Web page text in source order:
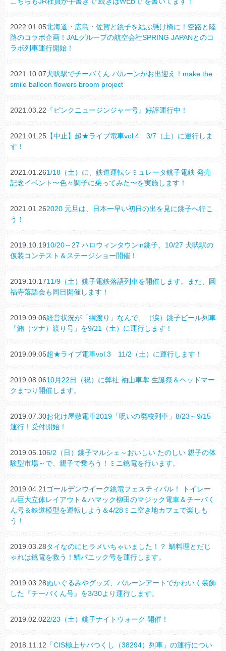
2022.01.05北海道・広島・佐賀と銚子を結ぶ懸け橋に！空路と陸
路のコラボ企画！JALグループの航空会社SPRING JAPANとのコ
ラボ列車運行開始！
2021.10.07犬吠駅でチーバくん バルーンがお出迎え！make the
smile balloon flowers broom project
2021.03.22 『ピンクニュージンジャー号』好評運行中！
2021.01.25 【中止】超★ライブ電車vol.4 3/7（土）に運行しま
す！
2021.01.261/18（土）に、鉄道運転シミュレータ銚子電鉄 発売
記念イベント〜色々調子に乗ってみた〜を実施します！
2021.01.262020 元旦は、日本一早い初日の出を見に銚子へ行こ
う！
2019.10.1910/20～27 ハロウィンタウンin銚子、10/27 犬吠駅の
仮装コンテスト＆ステージショー開催！
2019.10.1711/9（土）銚子電鉄落語列車を開催します。また、圓
福寺落語会も同日開催します！
2019.09.06経営状況が「綱渡り」なんで…（涙）銚子ビール列車
「鮪（ツナ）渡り号」を9/21（土）に運行します！
2019.09.05超★ライブ電車vol.3 11/2（土）に運行します！
2019.08.0610月22日（祝）に弊社 袖山車掌 生誕祭＆ヘッドマー
クまつり開催します。
2019.07.30お化け屋敷電車2019「呪いの廃校列車」8/23～9/15
運行！受付開始！
2019.05.106/2（日）銚子マルシェ～おいしい たのしい 親子の体
験型市場～で、親子で乗ろう！ミニ銚電を行います。
2019.04.21 ゴールデンウイーク銚電フェスティバル！ トイレー
ル巨大立体レイアウト＆ハマック柳田のマジック電車＆チーバく
ん号＆鉄道模型を運転しよう＆4/28ミニ空き地カフェで楽しも
う！
2019.03.28タイなのにヒラメいちゃいました！？ 鯛料理とだじ
ゃれは銚電を救う！鯛パニック号を運行します。
2019.03.28ぬいぐるみやグッズ、バルーンアートでかわいく装飾
した『チーバくん号』を3/30より運行します。
2019.02.022/23（土）銚子ナイトウォーク 開催！
2018.11.12 「CIS極上サバつくし（38294）列車」の運行につい